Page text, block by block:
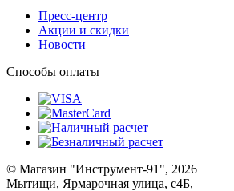
Пресс-центр
Акции и скидки
Новости
Способы оплаты
© Магазин "Инструмент-91", 2026
Мытищи, Ярмарочная улица, с4Б,